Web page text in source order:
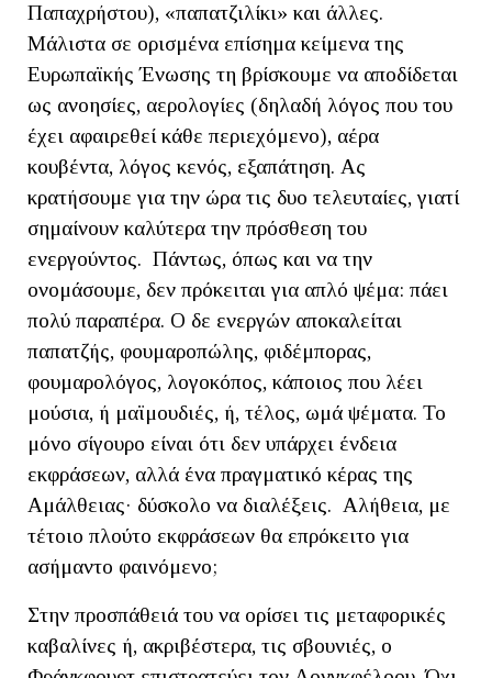
Παπαχρήστου), «παπατζιλίκι» και άλλες.
Μάλιστα σε ορισμένα επίσημα κείμενα της
Ευρωπαϊκής Ένωσης τη βρίσκουμε να αποδίδεται
ως ανοησίες, αερολογίες (δηλαδή λόγος που του
έχει αφαιρεθεί κάθε περιεχόμενο), αέρα
κουβέντα, λόγος κενός, εξαπάτηση. Ας
κρατήσουμε για την ώρα τις δυο τελευταίες, γιατί
σημαίνουν καλύτερα την πρόσθεση του
ενεργούντος. Πάντως, όπως και να την
ονομάσουμε, δεν πρόκειται για απλό ψέμα: πάει
πολύ παραπέρα. Ο δε ενεργών αποκαλείται
παπατζής, φουμαροπώλης, φιδέμπορας,
φουμαρολόγος, λογοκόπος, κάποιος που λέει
μούσια, ή μαϊμουδιές, ή, τέλος, ωμά ψέματα. Το
μόνο σίγουρο είναι ότι δεν υπάρχει ένδεια
εκφράσεων, αλλά ένα πραγματικό κέρας της
Αμάλθειας· δύσκολο να διαλέξεις. Αλήθεια, με
τέτοιο πλούτο εκφράσεων θα επρόκειτο για
ασήμαντο φαινόμενο;
Στην προσπάθειά του να ορίσει τις μεταφορικές
καβαλίνες ή, ακριβέστερα, τις σβουνιές, ο